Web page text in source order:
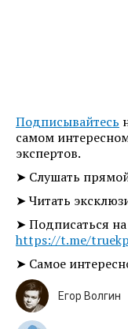
Подписывайтесь
самом
экспертов.
➤ Слушать
➤ Читать
➤ Подписаться
https://t.me/
➤ Самое
Егор Волгин